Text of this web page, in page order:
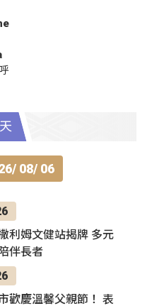
08/ 06
利姆文健站揭牌 多元
伴長者
歡慶溫馨父親節！ 表